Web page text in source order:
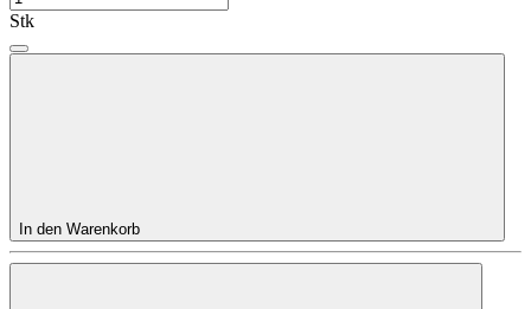
Stk
In den Warenkorb